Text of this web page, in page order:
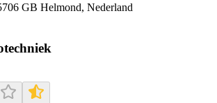
GB Helmond, Nederland